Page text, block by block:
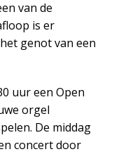
van de
is er
genot van een
uur een Open
orgel
De middag
concert door